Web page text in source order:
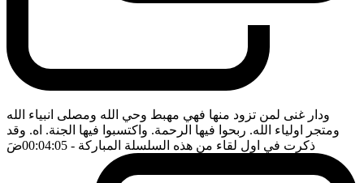
ودار غنى لمن تزود منها فهي مهبط وحي الله ومصلى انبياء الله
ومتجر اولياء الله. ربحوا فيها الرحمة. واكتسبوا فيها الجنة. اه. وقد
ذكرت في اول لقاء من هذه السلسلة المباركة - 00:04:05 ضَ